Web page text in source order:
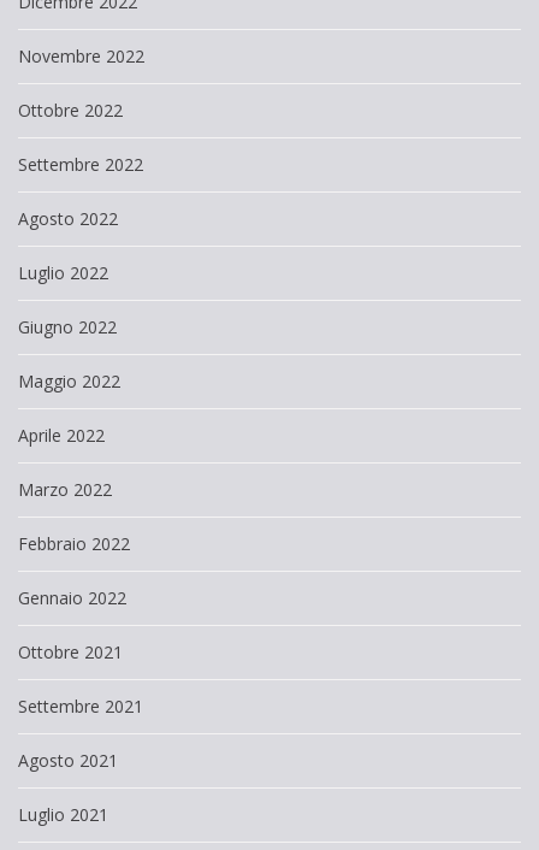
Novembre 2022
Ottobre 2022
Settembre 2022
Agosto 2022
Luglio 2022
Giugno 2022
Maggio 2022
Aprile 2022
Marzo 2022
Febbraio 2022
Gennaio 2022
Ottobre 2021
Settembre 2021
Agosto 2021
Luglio 2021